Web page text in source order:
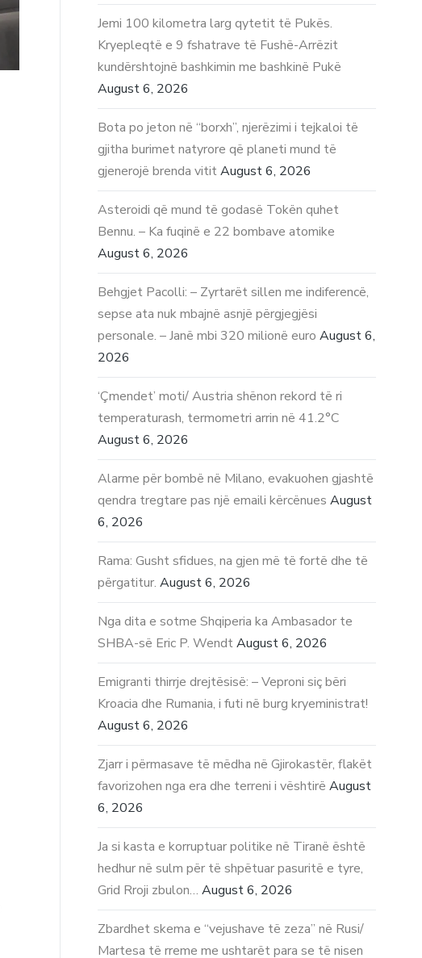
Jemi 100 kilometra larg qytetit të Pukës.
Kryepleqtë e 9 fshatrave të Fushë-Arrëzit
kundërshtojnë bashkimin me bashkinë Pukë
August 6, 2026
Bota po jeton në “borxh”, njerëzimi i tejkaloi të
gjitha burimet natyrore që planeti mund të
gjenerojë brenda vitit August 6, 2026
Asteroidi që mund të godasë Tokën quhet
Bennu. – Ka fuqinë e 22 bombave atomike
August 6, 2026
Behgjet Pacolli: – Zyrtarët sillen me indiferencë,
sepse ata nuk mbajnë asnjë përgjegjësi
personale. – Janë mbi 320 milionë euro August 6,
2026
‘Çmendet’ moti/ Austria shënon rekord të ri
temperaturash, termometri arrin në 41.2°C
August 6, 2026
Alarme për bombë në Milano, evakuohen gjashtë
qendra tregtare pas një emaili kërcënues August
6, 2026
Rama: Gusht sfidues, na gjen më të fortë dhe të
përgatitur. August 6, 2026
Nga dita e sotme Shqiperia ka Ambasador te
SHBA-së Eric P. Wendt August 6, 2026
Emigranti thirrje drejtësisë: – Veproni siç bëri
Kroacia dhe Rumania, i futi në burg kryeministrat!
August 6, 2026
Zjarr i përmasave të mëdha në Gjirokastër, flakët
favorizohen nga era dhe terreni i vështirë August
6, 2026
Ja si kasta e korruptuar politike në Tiranë është
hedhur në sulm për të shpëtuar pasuritë e tyre,
Grid Rroji zbulon… August 6, 2026
Zbardhet skema e “vejushave të zeza” në Rusi/
Martesa të rreme me ushtarët para se të nisen